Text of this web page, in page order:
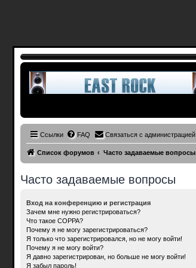
Ссылки FAQ Связаться с администрацией
Список форумов Часто задаваемые вопросы
Часто задаваемые вопросы
Вход на конференцию и регистрация
Зачем мне нужно регистрироваться?
Что такое COPPA?
Почему я не могу зарегистрироваться?
Я только что зарегистрировался, но не могу войти!
Почему я не могу войти?
Я давно зарегистрирован, но больше не могу войти!
Я забыл пароль!